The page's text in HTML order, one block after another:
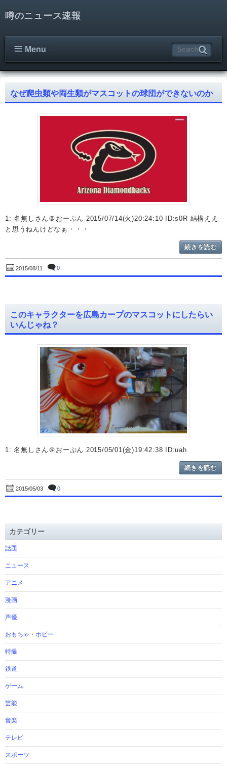
噂のニュース速報
Menu
なぜ爬虫類や両生類がマスコットの球団ができないのか
1: 名無しさん＠おーぷん 2015/07/14(火)20:24:10 ID:s0R 結構ええ
と思うねんけどなぁ・・・
続きを読む
2015/08/11 0
このキャラクターを広島カープのマスコットにしたらい
いんじゃね？
1: 名無しさん＠おーぷん 2015/05/01(金)19:42:38 ID:uah
続きを読む
2015/05/03 0
カテゴリー
話題
ニュース
アニメ
漫画
声優
おもちゃ・ホビー
特撮
鉄道
ゲーム
芸能
音楽
テレビ
スポーツ